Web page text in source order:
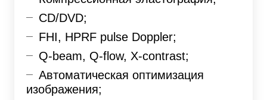
CD/DVD;
FHI, HPRF pulse Doppler;
Q-beam, Q-flow, X-contrast;
Автоматическая оптимизация
изображения;